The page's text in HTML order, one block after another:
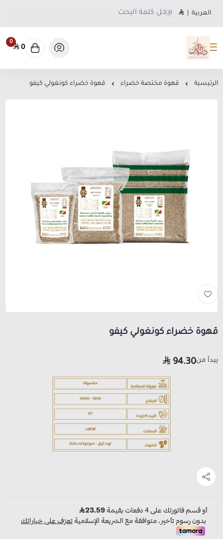
العربية
متجر دلة البن
0
0
الرئيسية قهوة مختصة خضراء قهوة خضراء كونغولي كيفو
قهوة خضراء كونغولي كيفو
يبدأ من94.30